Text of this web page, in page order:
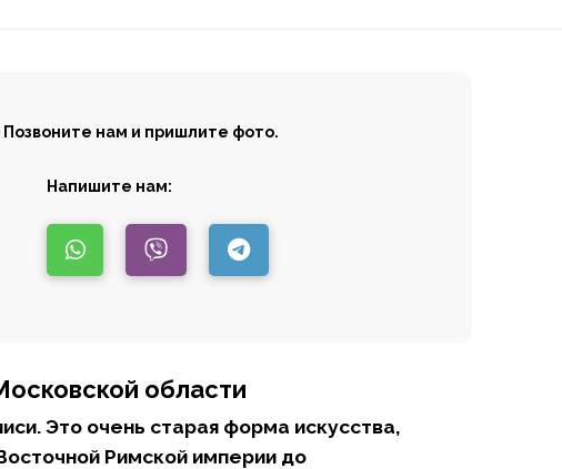
нам и пришлите фото.
Напишите нам:
области
Это очень старая форма искусства,
Римской империи до